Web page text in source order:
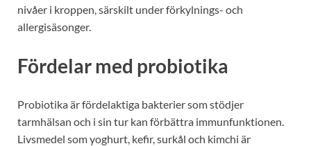
nivåer i kroppen, särskilt under förkylnings- och
allergisäsonger.
Fördelar med probiotika
Probiotika är fördelaktiga bakterier som stödjer
tarmhälsan och i sin tur kan förbättra immunfunktionen.
Livsmedel som yoghurt, kefir, surkål och kimchi är